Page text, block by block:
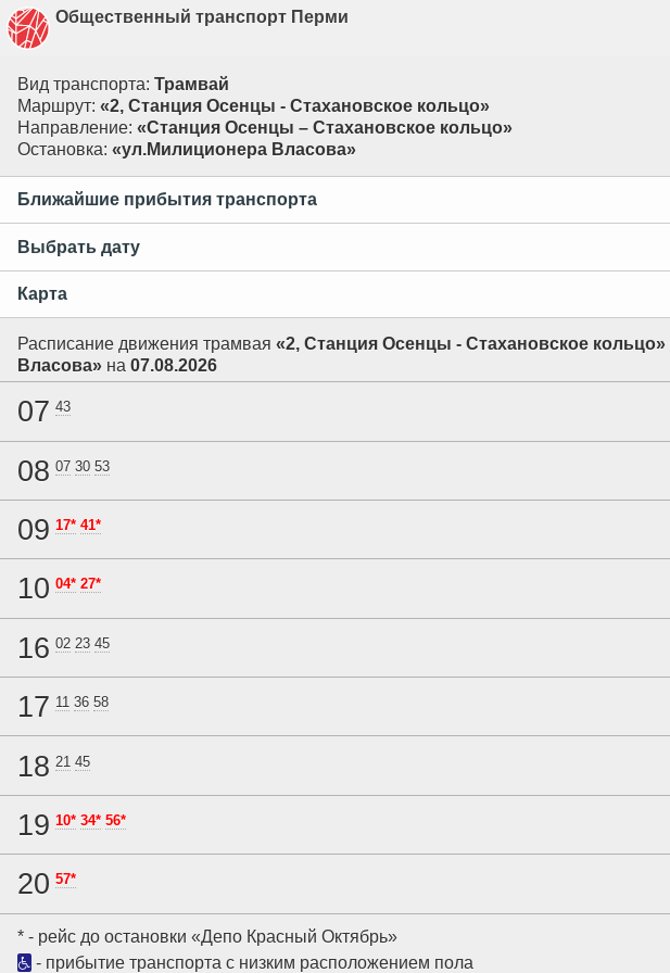
Общественный транспорт Перми
Вид транспорта: Трамвай
Маршрут: «2, Станция Осенцы - Стахановское кольцо»
Направление: «Станция Осенцы – Стахановское кольцо»
Остановка: «ул.Милиционера Власова»
Ближайшие прибытия транспорта
Выбрать дату
Карта
Расписание движения трамвая «2, Станция Осенцы - Стахановское кольцо»
Власова» на 07.08.2026
07 43
08 07 30 53
09 17* 41*
10 04* 27*
16 02 23 45
17 11 36 58
18 21 45
19 10* 34* 56*
20 57*
* - рейс до остановки «Депо Красный Октябрь»
- прибытие транспорта с низким расположением пола